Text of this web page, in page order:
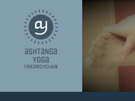
springen